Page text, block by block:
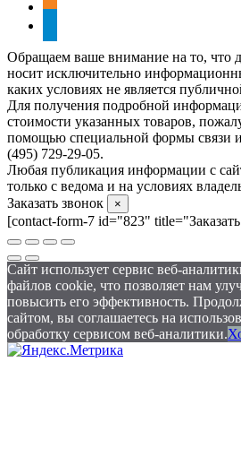
Обращаем ваше внимание на то, что
носит исключительно
каких условиях не является
Для получения подробной
стоимости указанных товаров,
помощью специальной формы связи
(495) 729-29-05.
Любая публикация информации с
только с ведома и на условиях
Заказать звонок
×
[contact-form-7 id="823"
Сайт использует сервис веб-
файлов cookie, что позволяет нам
повысить его эффективность.
сайтом, вы соглашаетесь на
обработку сервисом веб-аналитики.